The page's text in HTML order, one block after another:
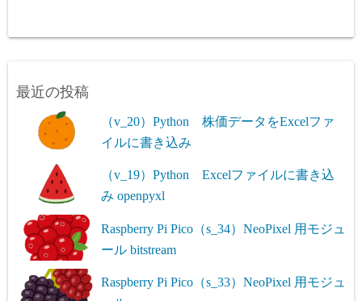
最近の投稿
（v_20）Python 株価データをExcelファ
イルに書き込み
（v_19）Python Excelファイルに書き込
み openpyxl
Raspberry Pi Pico（s_34）NeoPixel 用モジュ
ール bitstream
Raspberry Pi Pico（s_33）NeoPixel 用モジュ